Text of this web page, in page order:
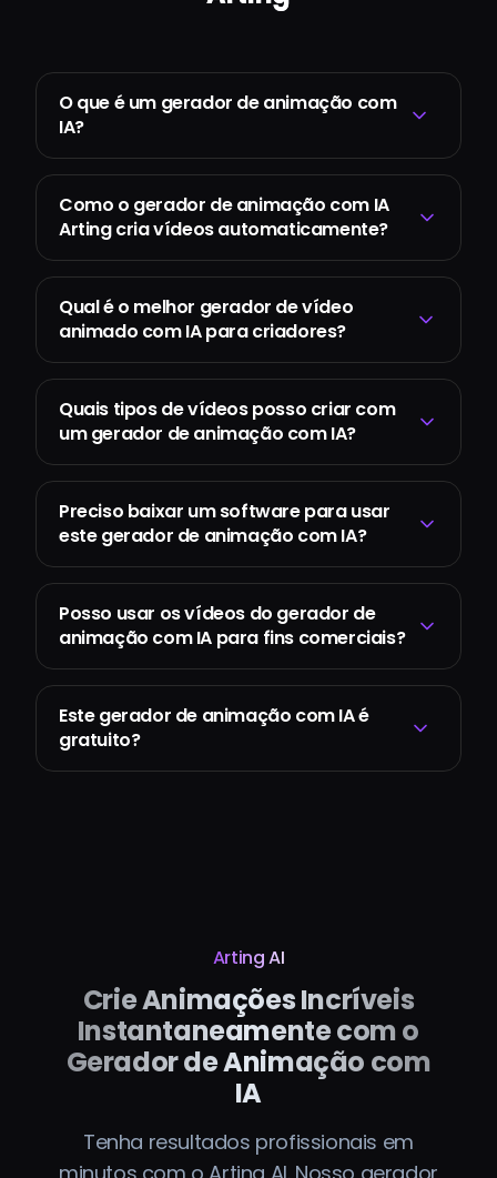
O que é um gerador de animação com
IA?
Como o gerador de animação com IA
Arting cria vídeos automaticamente?
Qual é o melhor gerador de vídeo
animado com IA para criadores?
Quais tipos de vídeos posso criar com
um gerador de animação com IA?
Preciso baixar um software para usar
este gerador de animação com IA?
Posso usar os vídeos do gerador de
animação com IA para fins comerciais?
Este gerador de animação com IA é
gratuito?
Arting AI
Crie Animações Incríveis
Instantaneamente com o
Gerador de Animação com
IA
Tenha resultados profissionais em